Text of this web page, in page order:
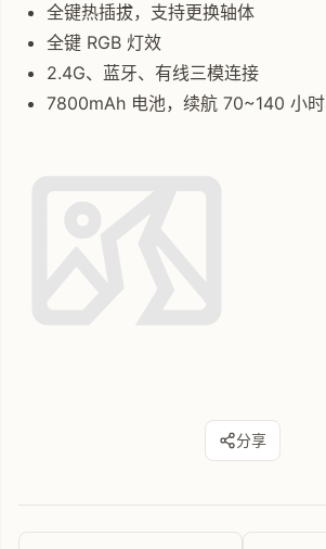
全键热插拔，支持更换轴体
全键 RGB 灯效
2.4G、蓝牙、有线三模连接
7800mAh 电池，续航 70~140 小时
分享